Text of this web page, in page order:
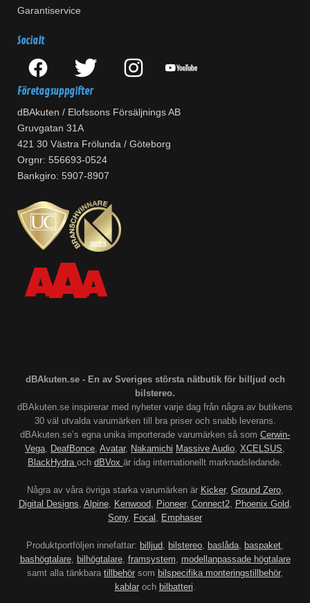
Garantiservice
Socialt
Företagsuppgifter
dBAkuten / Elofssons Försäljnings AB
Gruvgatan 31A
421 30 Västra Frölunda / Göteborg
Orgnr: 556693-0524
Bankgiro: 5907-8907
dBAkuten.se - En av Sveriges största nätbutik för billjud och
bilstereo.
dBAkuten.se inspirerar med nyheter varje dag från några av butikens
30 väl utvalda varumärken till bra priser och snabb leverans.
dBAkuten.se’s egna unika importerade varumärken så som Cerwin-
Vega, DeafBonce, Avatar, Nakamichi Massive Audio, XCELSUS,
BlackHydra och dBVox är idag internationellt marknadsledande.
Några av våra övriga starka varumärken är Kicker, Ground Zero,
Digital Designs, Alpine, Kenwood, Pioneer, Connect2, Phoenix Gold,
Sony, Focal , Emphaser
Produktportföljen innefattar: billjud, bilstereo, baslåda, baspaket,
bashögtalare, bilhögtalare, framsystem, modellanpassade högtalare
samt alla tänkbara tillbehör som bilspecifika monteringstillbehör,
kablaroch bilbatteri.